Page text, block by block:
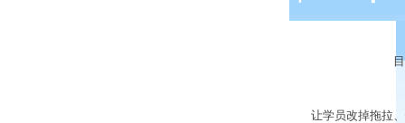
目的
让学员改掉拖拉、